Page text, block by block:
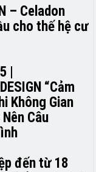
– Celadon
cho thế hệ cư
|
“Cảm
Không Gian
Câu
đến từ 18